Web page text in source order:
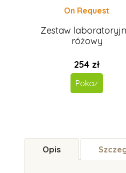
On Request
Zestaw
różowy
254 zł
Pokaz
Opis